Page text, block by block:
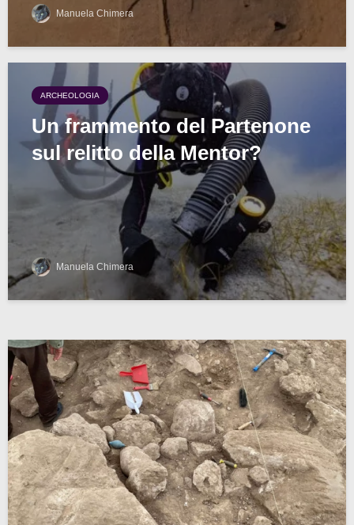
Manuela Chimera
ARCHEOLOGIA
Un frammento del Partenone
sul relitto della Mentor?
Manuela Chimera